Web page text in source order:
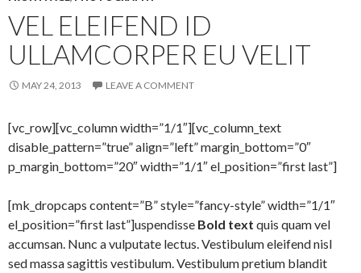
VEL ELEIFEND ID
ULLAMCORPER EU VELIT
MAY 24, 2013 LEAVE A COMMENT
[vc_row][vc_column width=”1/1″][vc_column_text
disable_pattern=”true” align=”left” margin_bottom=”0″
p_margin_bottom=”20″ width=”1/1″ el_position=”first last”]
[mk_dropcaps content=”B” style=”fancy-style” width=”1/1″
el_position=”first last”]uspendisse Bold text quis quam vel
accumsan. Nunc a vulputate lectus. Vestibulum eleifend nisl
sed massa sagittis vestibulum. Vestibulum pretium blandit